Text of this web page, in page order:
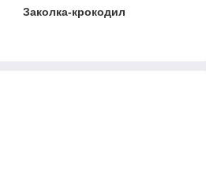
Заколка-крокодил